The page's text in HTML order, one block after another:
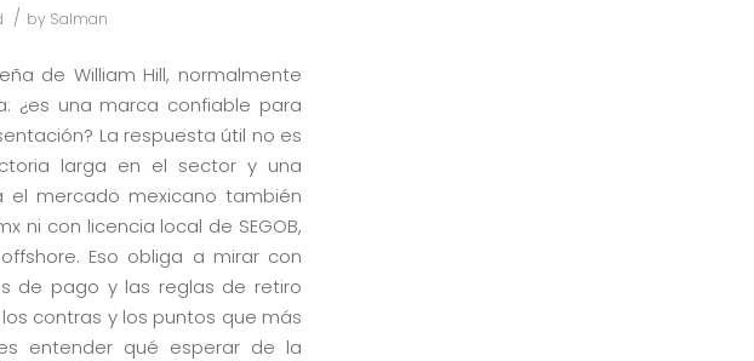
/ by Salman
de William Hill, normalmente
¿es una marca confiable para
La respuesta útil no es
larga en el sector y una
el mercado mexicano también
ni con licencia local de SEGOB,
Eso obliga a mirar con
de pago y las reglas de retiro
contras y los puntos que más
entender qué esperar de la